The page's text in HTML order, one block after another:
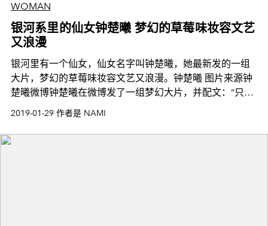
WOMAN
银河系里的仙女钟楚曦 梦幻的草莓味妆容文艺
又浪漫
银河里有一个仙女，仙女名字叫钟楚曦，她最新发的一组
大片，梦幻的草莓味妆容文艺又浪漫。钟楚曦 图片来源钟
楚曦微博钟楚曦在微博发了一组梦幻大片，并配文：“只有
银河的星星，才
2019-01-29 作者是 NAMI